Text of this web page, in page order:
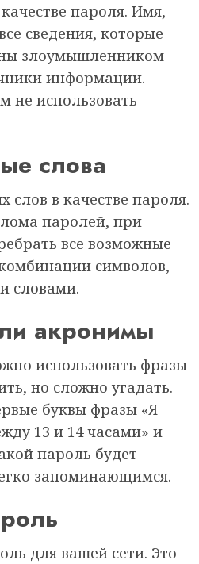
пароля. Имя,
сведения, которые
злоумышленником
информации.
не использовать
слова
слов в качестве пароля.
паролей, при
все возможные
символов,
словами.
акронимы
использовать фразы
но сложно угадать.
буквы фразы «Я
13 и 14 часами» и
пароль будет
запоминающимся.
для вашей сети. Это